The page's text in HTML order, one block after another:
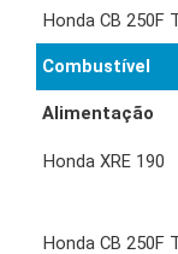
Combustível
Alimentação